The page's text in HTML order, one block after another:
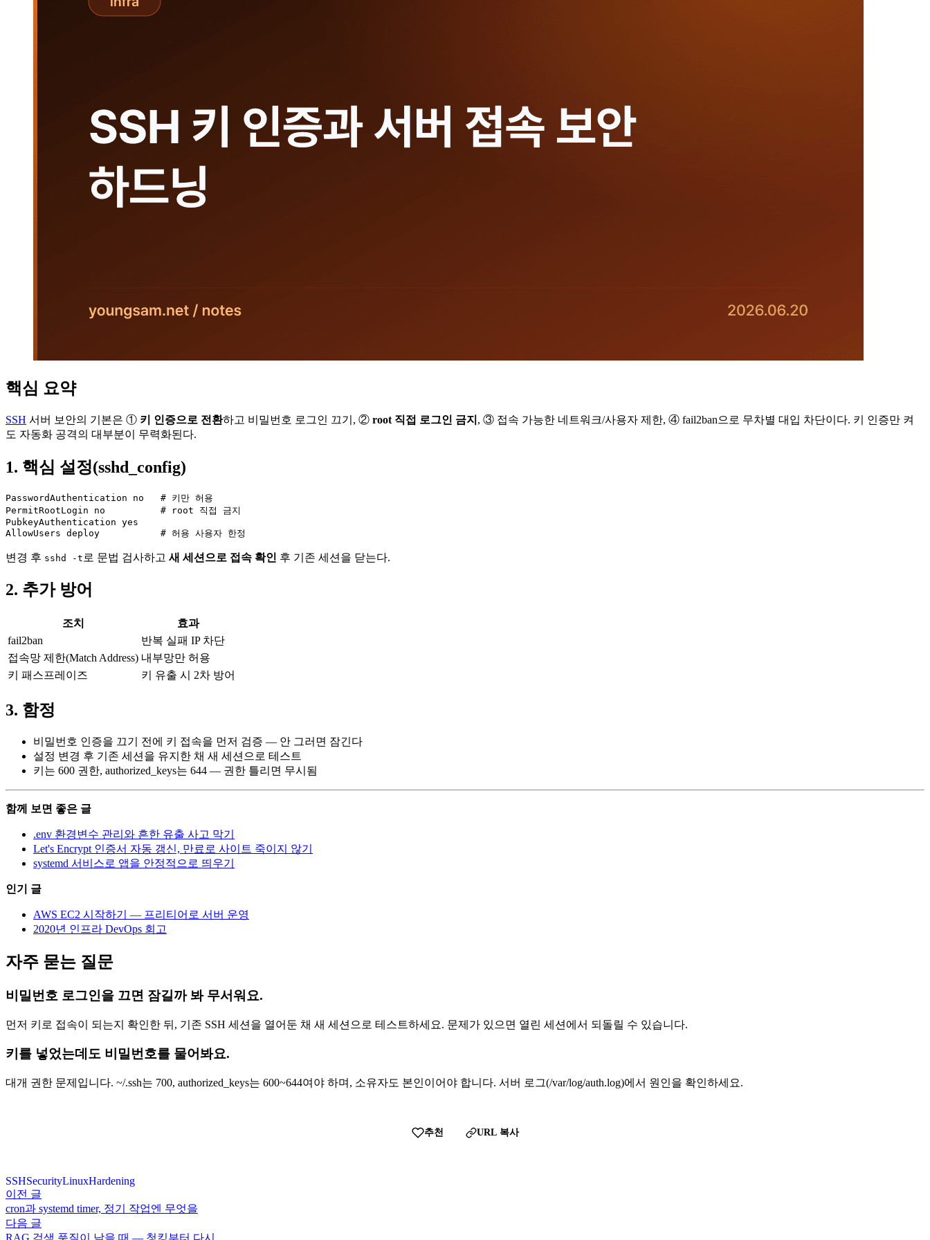
핵심 요약
SSH 서버 보안의 기본은 ① 키 인증으로 전환하고 비밀번호 로그인 끄기, ② root 직접 로그인 금지 , ③ 접속 가능한 네트워크/사용자 제한, ④ fail2ban으로 무차별 대입 차단이다. 키 인증만 켜
도 자동화 공격의 대부분이 무력화된다.
1. 핵심 설정(sshd_config)
PasswordAuthentication no   # 키만 허용
PermitRootLogin no          # root 직접 금지
PubkeyAuthentication yes
AllowUsers deploy           # 허용 사용자 한정
변경 후 sshd -t 로 문법 검사하고 새 세션으로 접속 확인 후 기존 세션을 닫는다.
2. 추가 방어
조치
효과
fail2ban
반복 실패 IP 차단
접속망 제한(Match Address) 내부망만 허용
키 패스프레이즈
키 유출 시 2차 방어
3. 함정
비밀번호 인증을 끄기 전에 키 접속을 먼저 검증 — 안 그러면 잠긴다
설정 변경 후 기존 세션을 유지한 채 새 세션으로 테스트
키는 600 권한, authorized_keys는 644 — 권한 틀리면 무시됨
함께 보면 좋은 글
.env 환경변수 관리와 흔한 유출 사고 막기
Let's Encrypt 인증서 자동 갱신, 만료로 사이트 죽이지 않기
systemd 서비스로 앱을 안정적으로 띄우기
인기 글
AWS EC2 시작하기 — 프리티어로 서버 운영
2020년 인프라 DevOps 회고
자주 묻는 질문
비밀번호 로그인을 끄면 잠길까 봐 무서워요.
먼저 키로 접속이 되는지 확인한 뒤, 기존 SSH 세션을 열어둔 채 새 세션으로 테스트하세요. 문제가 있으면 열린 세션에서 되돌릴 수 있습니다.
키를 넣었는데도 비밀번호를 물어봐요.
대개 권한 문제입니다. ~/.ssh는 700, authorized_keys는 600~644여야 하며, 소유자도 본인이어야 합니다. 서버 로그(/var/log/auth.log)에서 원인을 확인하세요.
추천 URL 복사
SSHSecurityLinuxHardening
이전 글
cron과 systemd timer, 정기 작업엔 무엇을
다음 글
RAG 검색 품질이 낮을 때 — 청킹부터 다시